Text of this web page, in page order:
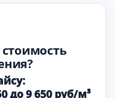
до 9 650 руб/м³